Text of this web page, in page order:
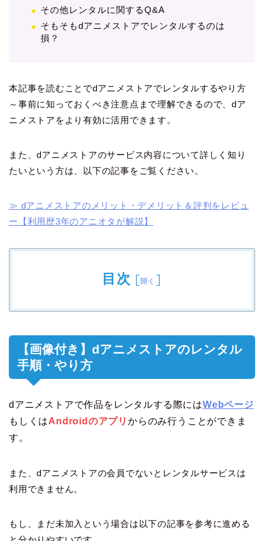
その他レンタルに関するQ&A
そもそもdアニメストアでレンタルするのは
損？
本記事を読むことでdアニメストアでレンタルするやり方
～事前に知っておくべき注意点まで理解できるので、dア
ニメストアをより有効に活用できます。
また、dアニメストアのサービス内容について詳しく知り
たいという方は、以下の記事をご覧ください。
≫ dアニメストアのメリット・デメリット＆評判をレビュ
ー【利用歴3年のアニオタが解説】
目次 [開く ]
【画像付き】dアニメストアのレンタル
手順・やり方
dアニメストアで作品をレンタルする際にはWebページ
もしくはAndroidのアプリからのみ行うことができま
す。
また、dアニメストアの会員でないとレンタルサービスは
利用できません。
もし、まだ未加入という場合は以下の記事を参考に進める